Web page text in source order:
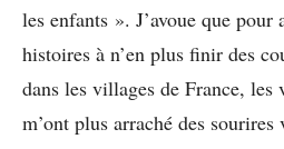
les enfants ». J’avoue que pour
histoires à n’en plus finir des
dans les villages de France, les
m’ont plus arraché des sourires